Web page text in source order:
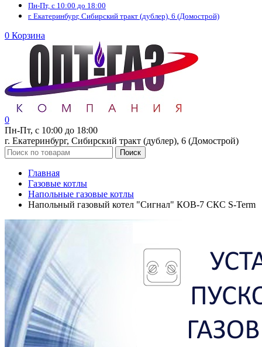
Пн-Пт, с 10:00 до 18:00
г. Екатеринбург, Сибирский тракт (дублер), 6 (Домострой)
0 Корзина
0
Пн-Пт, с 10:00 до 18:00
г. Екатеринбург, Сибирский тракт (дублер), 6 (Домострой)
Поиск
Главная
Газовые котлы
Напольные газовые котлы
Напольный газовый котел "Сигнал" КОВ-7 СКС S-Term